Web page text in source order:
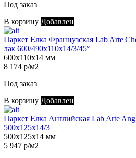
Под заказ
В корзину Добавлен
Паркет Елка Французская Lab Arte
лак 600/490х110х14/3/45°
600х110х14 мм
8 174 р/м2
Под заказ
В корзину Добавлен
Паркет Елка Английская Lab Arte
500х125х14/3
500х125х14 мм
5 947 р/м2